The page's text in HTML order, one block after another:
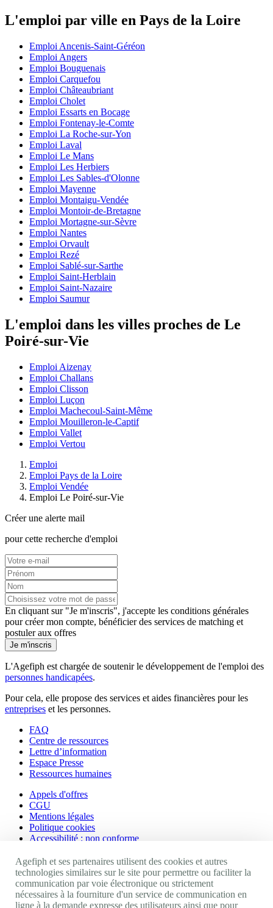
L'emploi par ville en Pays de la Loire
Emploi Ancenis-Saint-Géréon
Emploi Angers
Emploi Bouguenais
Emploi Carquefou
Emploi Châteaubriant
Emploi Cholet
Emploi Essarts en Bocage
Emploi Fontenay-le-Comte
Emploi La Roche-sur-Yon
Emploi Laval
Emploi Le Mans
Emploi Les Herbiers
Emploi Les Sables-d'Olonne
Emploi Mayenne
Emploi Montaigu-Vendée
Emploi Montoir-de-Bretagne
Emploi Mortagne-sur-Sèvre
Emploi Nantes
Emploi Orvault
Emploi Rezé
Emploi Sablé-sur-Sarthe
Emploi Saint-Herblain
Emploi Saint-Nazaire
Emploi Saumur
L'emploi dans les villes proches de Le
Poiré-sur-Vie
Emploi Aizenay
Emploi Challans
Emploi Clisson
Emploi Luçon
Emploi Machecoul-Saint-Même
Emploi Mouilleron-le-Captif
Emploi Vallet
Emploi Vertou
Emploi
Emploi Pays de la Loire
Emploi Vendée
Emploi Le Poiré-sur-Vie
Créer une alerte mail
pour cette recherche d'emploi
En cliquant sur "Je m'inscris", j'accepte les conditions générales
pour créer mon compte, bénéficier des services de matching et
postuler aux offres
Je m'inscris
L'Agefiph est chargée de soutenir le développement de l'emploi des
personnes handicapées.
Pour cela, elle propose des services et aides financières pour les
entreprises et les personnes.
FAQ
Centre de ressources
Lettre d’information
Espace Presse
Ressources humaines
Appels d'offres
CGU
Mentions légales
Politique cookies
Accessibilité : non conforme
Nos autres sites
Site portail Agefiph
Activateur de progrès
Agefiph et ses partenaires utilisent des cookies et autres
technologies similaires sur le site pour permettre ou faciliter la
communication par voie électronique ou strictement
nécessaires à la fourniture d'un service de communication en
ligne à la demande expresse des utilisateurs ainsi que pour